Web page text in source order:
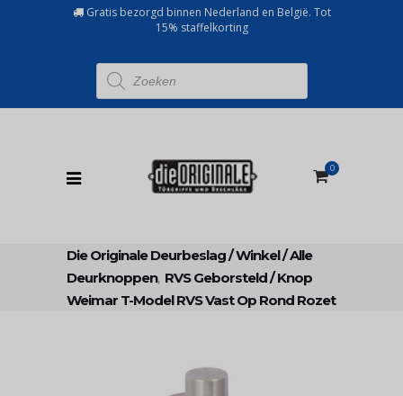
Gratis bezorgd binnen Nederland en België. Tot
15% staffelkorting
Producten
zoeken
0
Die Originale Deurbeslag/Winkel/Alle
Deurknoppen, RVS Geborsteld/Knop
Weimar T-Model RVS Vast Op Rond Rozet